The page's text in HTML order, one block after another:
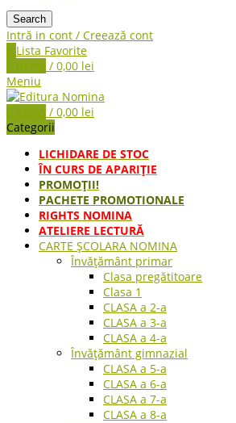
Search
Intră in cont / Creează cont
0 Lista Favorite
0 items / 0,00 lei
Meniu
0 items / 0,00 lei
Categorii
LICHIDARE DE STOC
ÎN CURS DE APARIŢIE
PROMOȚII!
PACHETE PROMOTIONALE
RIGHTS NOMINA
ATELIERE LECTURĂ
CARTE ŞCOLARA NOMINA
Învățământ primar
Clasa pregătitoare
Clasa 1
CLASA a 2-a
CLASA a 3-a
CLASA a 4-a
Învățământ gimnazial
CLASA a 5-a
CLASA a 6-a
CLASA a 7-a
CLASA a 8-a